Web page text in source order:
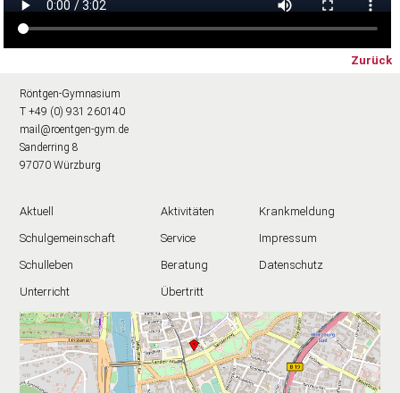
Zurück
Röntgen-Gymnasium
T +49 (0) 931 260140
mail@roentgen-gym.de
Sanderring 8
97070 Würzburg
Aktuell
Schulgemeinschaft
Schulleben
Unterricht
Aktivitäten
Service
Beratung
Übertritt
Krankmeldung
Impressum
Datenschutz